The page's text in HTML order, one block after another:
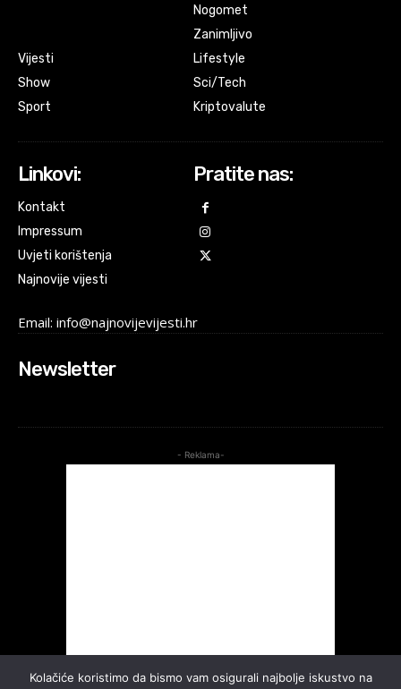
Vijesti
Show
Sport
Nogomet
Zanimljivo
Lifestyle
Sci/Tech
Kriptovalute
Linkovi:
Kontakt
Impressum
Uvjeti korištenja
Najnovije vijesti
Pratite nas:
Email: info@najnovijevijesti.hr
Newsletter
- Reklama-
Kolačiće koristimo da bismo vam osigurali najbolje iskustvo na